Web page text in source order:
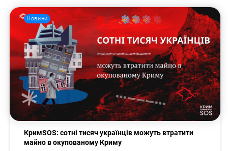
Новини
КримSOS: сотні тисяч українців можуть втратити
майно в окупованому Криму